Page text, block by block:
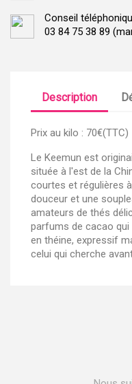
Conseil
03 84 75 38 89
Description
Prix au kilo : 70€(TTC)
Le Keemun est
située à l'est de la
courtes et régulières
douceur et une
amateurs de thés
parfums de cacao
en théine, expressif
celui qui cherche